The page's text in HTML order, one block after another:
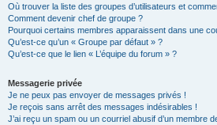
Où trouver la liste des groupes d’utilisateurs et
Comment devenir chef de groupe ?
Pourquoi certains membres apparaissent dans une
Qu’est-ce qu’un « Groupe par défaut » ?
Qu’est-ce que le lien « L’équipe du forum » ?
Messagerie privée
Je ne peux pas envoyer de messages privés !
Je reçois sans arrêt des messages indésirables !
J’ai reçu un spam ou un courriel abusif d’un membre